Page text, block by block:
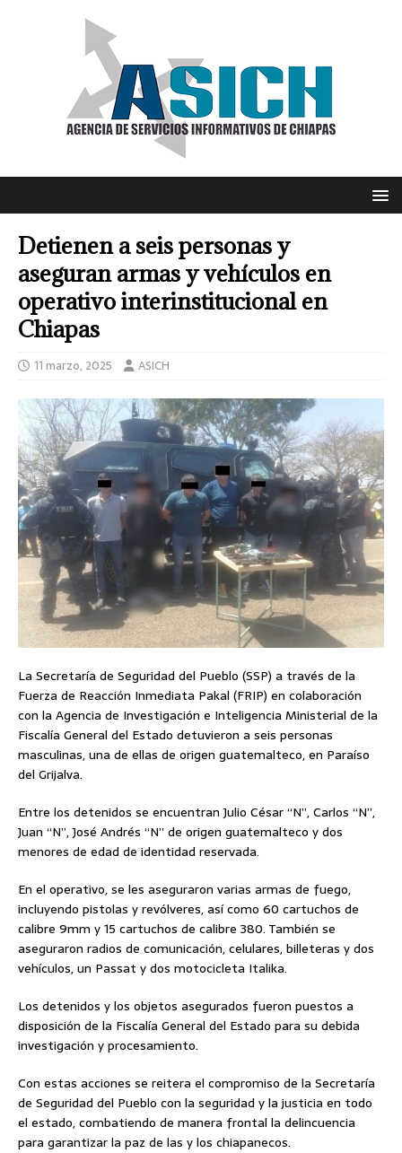
Detienen a seis personas y
aseguran armas y vehículos en
operativo interinstitucional en
Chiapas
11 marzo, 2025 ASICH
La Secretaría de Seguridad del Pueblo (SSP) a través de la
Fuerza de Reacción Inmediata Pakal (FRIP) en colaboración
con la Agencia de Investigación e Inteligencia Ministerial de la
Fiscalía General del Estado detuvieron a seis personas
masculinas, una de ellas de origen guatemalteco, en Paraíso
del Grijalva.
Entre los detenidos se encuentran Julio César “N”, Carlos “N”,
Juan “N”, José Andrés “N” de origen guatemalteco y dos
menores de edad de identidad reservada.
En el operativo, se les aseguraron varias armas de fuego,
incluyendo pistolas y revólveres, así como 60 cartuchos de
calibre 9mm y 15 cartuchos de calibre 380. También se
aseguraron radios de comunicación, celulares, billeteras y dos
vehículos, un Passat y dos motocicleta Italika.
Los detenidos y los objetos asegurados fueron puestos a
disposición de la Fiscalía General del Estado para su debida
investigación y procesamiento.
Con estas acciones se reitera el compromiso de la Secretaría
de Seguridad del Pueblo con la seguridad y la justicia en todo
el estado, combatiendo de manera frontal la delincuencia
para garantizar la paz de las y los chiapanecos.